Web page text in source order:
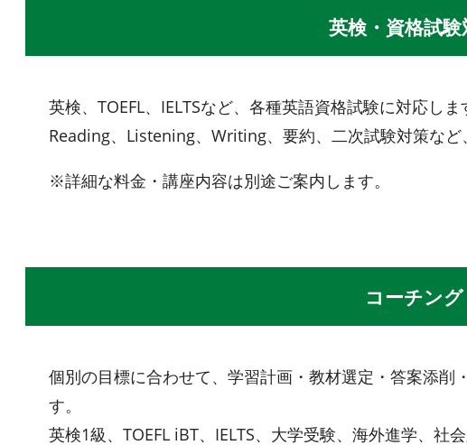
英検・資格試験
英検、TOEFL、IELTSなど、各種英語資格試験に対応しま
Reading、Listening、Writing、要約、二次試験対策など
※詳細な料金・講座内容は別途ご案内します。
コーチング
個別の目標に合わせて、学習計画・教材選定・答案添削
す。
英検1級、TOEFL iBT、IELTS、大学受験、海外進学、社